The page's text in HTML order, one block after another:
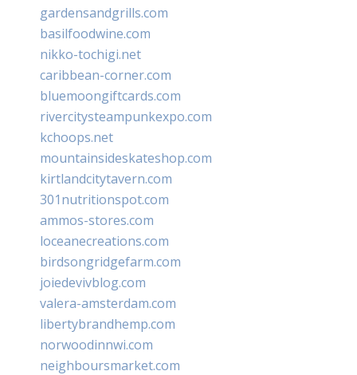
gardensandgrills.com
basilfoodwine.com
nikko-tochigi.net
caribbean-corner.com
bluemoongiftcards.com
rivercitysteampunkexpo.com
kchoops.net
mountainsideskateshop.com
kirtlandcitytavern.com
301nutritionspot.com
ammos-stores.com
loceanecreations.com
birdsongridgefarm.com
joiedevivblog.com
valera-amsterdam.com
libertybrandhemp.com
norwoodinnwi.com
neighboursmarket.com